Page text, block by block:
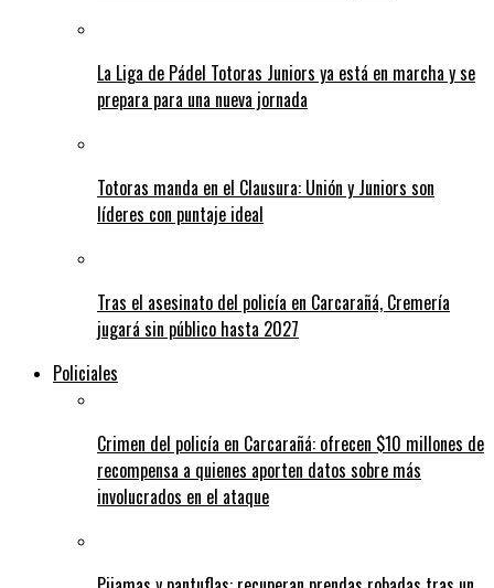
La Liga de Pádel Totoras Juniors ya está en marcha y se
prepara para una nueva jornada
Totoras manda en el Clausura: Unión y Juniors son
líderes con puntaje ideal
Tras el asesinato del policía en Carcarañá, Cremería
jugará sin público hasta 2027
Policiales
Crimen del policía en Carcarañá: ofrecen $10 millones de
recompensa a quienes aporten datos sobre más
involucrados en el ataque